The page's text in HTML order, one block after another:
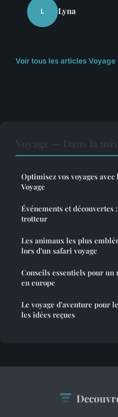
L Lyna
Voir tous les articles
Optimisez vos voyages avec
Voyage
Événements et découvertes
trotteur
Les animaux les plus
lors d'un safari voyage
Conseils essentiels pour
en europe
Le voyage d'aventure pour
les idées reçues